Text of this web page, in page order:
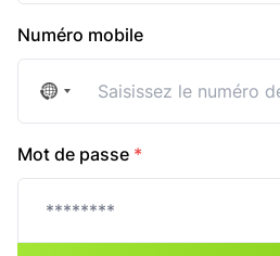
Numéro mobile
No
country
selected
Mot de passe *